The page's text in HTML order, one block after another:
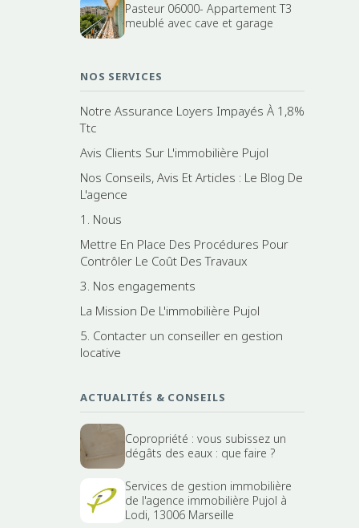
Pasteur 06000- Appartement T3
meublé avec cave et garage
NOS SERVICES
Notre Assurance Loyers Impayés À 1,8%
Ttc
Avis Clients Sur L'immobilière Pujol
Nos Conseils, Avis Et Articles : Le Blog De
L'agence
1. Nous
Mettre En Place Des Procédures Pour
Contrôler Le Coût Des Travaux
3. Nos engagements
La Mission De L'immobilière Pujol
5. Contacter un conseiller en gestion
locative
ACTUALITÉS & CONSEILS
Copropriété : vous subissez un
dégâts des eaux : que faire ?
Services de gestion immobilière
de l'agence immobilière Pujol à
Lodi, 13006 Marseille